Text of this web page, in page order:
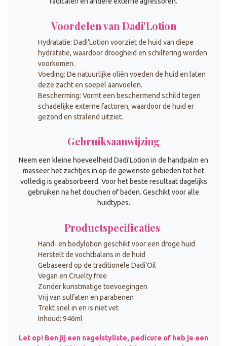
Voordelen van Dadi'Lotion
Hydratatie: Dadi'Lotion voorziet de huid van diepe
hydratatie, waardoor droogheid en schilfering worden
voorkomen.
Voeding: De natuurlijke oliën voeden de huid en laten
deze zacht en soepel aanvoelen.
Bescherming: Vormt een beschermend schild tegen
schadelijke externe factoren, waardoor de huid er
gezond en stralend uitziet.
Gebruiksaanwijzing
Neem een kleine hoeveelheid Dadi'Lotion in de handpalm en
masseer het zachtjes in op de gewenste gebieden tot het
volledig is geabsorbeerd. Voor het beste resultaat dagelijks
gebruiken na het douchen of baden. Geschikt voor alle
huidtypes.
Productspecificaties
Hand- en bodylotion geschikt voor een droge huid
Herstelt de vochtbalans in de huid
Gebaseerd op de traditionele Dadi'Oil
Vegan en Cruelty free
Zonder kunstmatige toevoegingen
Vrij van sulfaten en parabenen
Trekt snel in en is niet vet
Inhoud: 946ml
Let op! Ben jij een nagelstyliste, pedicure of heb je een